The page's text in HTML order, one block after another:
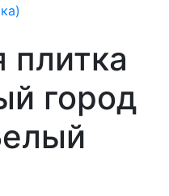
плитка
город